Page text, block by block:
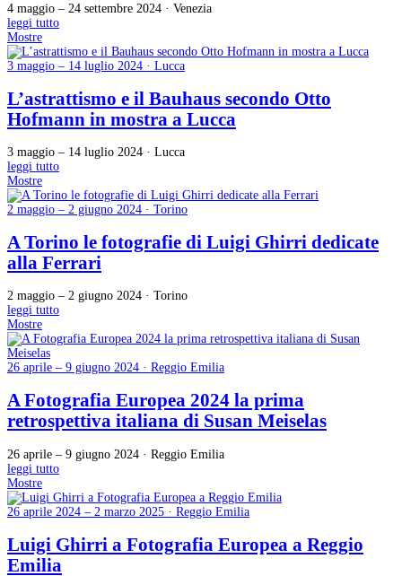
4 maggio – 24 settembre 2024 · Venezia
leggi tutto
Mostre
3 maggio – 14 luglio 2024 · Lucca
L’astrattismo e il Bauhaus secondo Otto
Hofmann in mostra a Lucca
3 maggio – 14 luglio 2024 · Lucca
leggi tutto
Mostre
2 maggio – 2 giugno 2024 · Torino
A Torino le fotografie di Luigi Ghirri dedicate
alla Ferrari
2 maggio – 2 giugno 2024 · Torino
leggi tutto
Mostre
26 aprile – 9 giugno 2024 · Reggio Emilia
A Fotografia Europea 2024 la prima
retrospettiva italiana di Susan Meiselas
26 aprile – 9 giugno 2024 · Reggio Emilia
leggi tutto
Mostre
26 aprile 2024 – 2 marzo 2025 · Reggio Emilia
Luigi Ghirri a Fotografia Europea a Reggio
Emilia